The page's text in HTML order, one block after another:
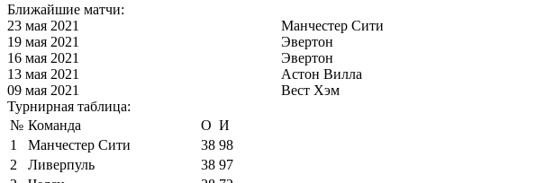
Ближайшие матчи:
23 мая 2021
Манчестер Сити
19 мая 2021
Эвертон
16 мая 2021
Эвертон
13 мая 2021
Астон Вилла
09 мая 2021
Вест Хэм
Турнирная таблица:
№ Команда О И
1
Манчестер Сити 38 98
2
Ливерпуль 38 97